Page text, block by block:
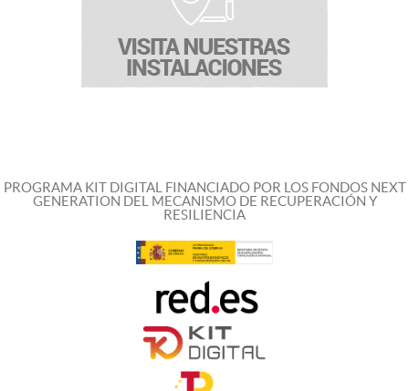
PROGRAMA KIT DIGITAL FINANCIADO POR LOS FONDOS NEXT
GENERATION DEL MECANISMO DE RECUPERACIÓN Y
RESILIENCIA